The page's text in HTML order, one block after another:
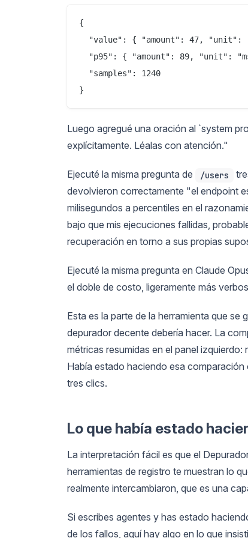
{
"value": { "amount": 47, "unit":
"p95": { "amount": 89, "unit":
  "samples": 1240
Luego agregué una oración al `system
explícitamente. Léalas con atención."
Ejecuté la misma pregunta de /users
devolvieron correctamente "el endpoint
milisegundos a percentiles en el
bajo que mis ejecuciones fallidas,
recuperación en torno a sus propias
Ejecuté la misma pregunta en Claude
el doble de costo, ligeramente más
Esta es la parte de la herramienta que
depurador decente debería hacer. La
métricas resumidas en el panel
Había estado haciendo esa
tres clics.
Lo que había estado
La interpretación fácil es que el
herramientas de registro te muestran lo
realmente intercambiaron, que es una
Si escribes agentes y has estado
de los fallos, aquí hay algo en lo que